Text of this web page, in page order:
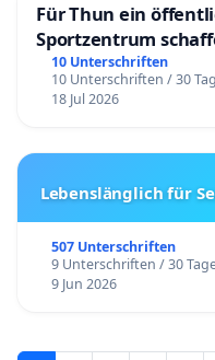
Für Thun ein
Sportzentrum
10 Unterschriften
10 Unterschriften / 30
18 Jul 2026
Lebenslänglich für
507 Unterschriften
9 Unterschriften / 30
9 Jun 2026